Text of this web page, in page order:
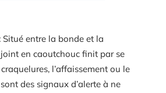
: Situé entre la bonde et la
en caoutchouc finit par se
l’affaissement ou le
des signaux d’alerte à ne